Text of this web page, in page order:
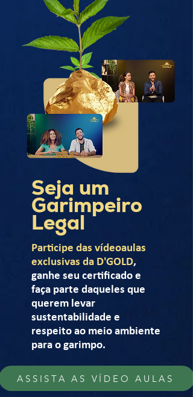
Seja um
Garimpeiro
Legal
Participe das vídeoaulas
exclusivas da D'GOLD,
ganhe seu certificado e
faça parte daqueles que
querem levar
sustentabilidade e
respeito ao meio ambiente
para o garimpo.
ASSISTA AS VÍDEO AULAS